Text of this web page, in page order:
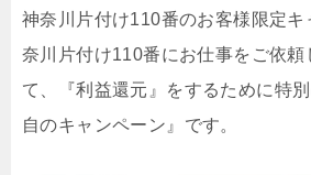
神奈川片付け110番のお客様限定キ
奈川片付け110番にお仕事をご依頼
て、『利益還元』をするために特
自のキャンペーン』です。